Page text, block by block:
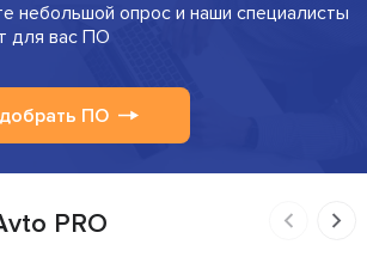
небольшой опрос и наши специалисты
для вас ПО
ПО
PRO